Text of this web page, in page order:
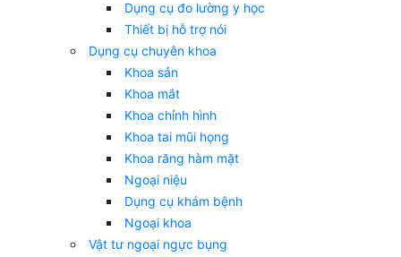
Dụng cụ đo lường y học
Thiết bị hỗ trợ nói
Dụng cụ chuyên khoa
Khoa sản
Khoa mắt
Khoa chỉnh hình
Khoa tai mũi họng
Khoa răng hàm mặt
Ngoại niệu
Dụng cụ khám bệnh
Ngoại khoa
Vật tư ngoại ngực bụng